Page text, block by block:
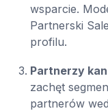
wsparcie.
Partnerski
profilu.
Partnerzy
zachęt
partnerów